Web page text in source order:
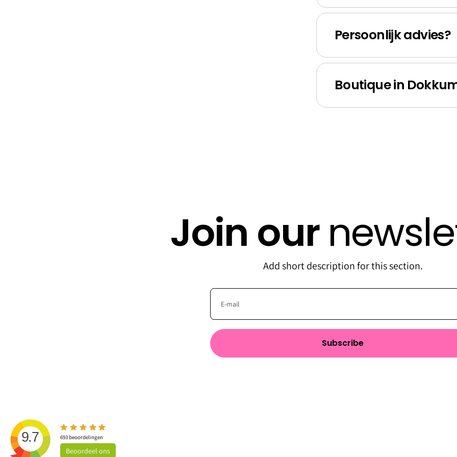
Persoonlijk advies?
Boutique in
Join our
Add short description for this section.
Subscribe
9.7 693beoordelingen
Beoordeel ons